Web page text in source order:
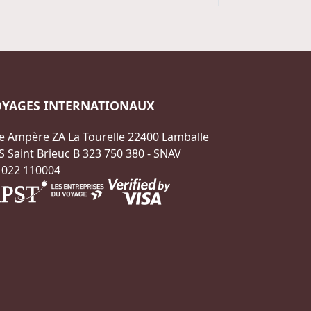
INTERNATIONAUX
Ampère ZA La Tourelle 22400 Lamballe
Saint Brieuc B 323 750 380 - SNAV
110004